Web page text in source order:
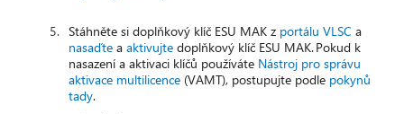
Stáhněte si doplňkový klíč ESU MAK z portálu VLSC a
nasaďte aaktivujte doplňkový klíč ESU MAK. Pokud k
nasazení a aktivaci klíčů používáte Nástroj pro správu
aktivace multilicence (VAMT), postupujte podle pokynů
tady.